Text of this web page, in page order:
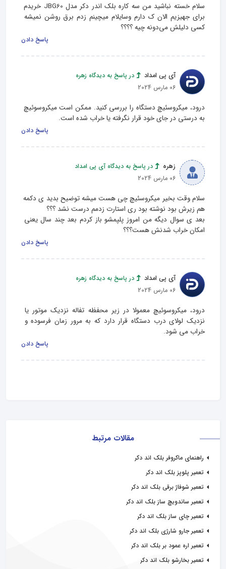
مقالات مرتبط
راهنمای ماکروفر بلک اند دکر
تعمیر پلوپز بلک اند دکر
تعمیر شوفاژ برقی بلک اند دکر
تعمیر ساندویچ ساز بلک اند دکر
تعمیر چای ساز بلک اند دکر
تعمیر جارو شارژی بلک اند دکر
تعمیر اره عمود بر بلک اند دکر
تعمیر بخارشو بلک اند دکر
سلام خسته نباشید من سه کاره بلک اندر دکر مدل JBG60 خریدم
برای جهیزیم الان ک دارم وسایلام میچینم زدم برق روشن نمیشه
کسی دلیلش می‌دونه چیه ؟؟؟؟
پاسخ دادن
آی پی امداد
در پاسخ به دیدگاه زهره
06 مارس 2024
درود، میکروسئیچ دستگاه را بررسی کنید. ممکن است میکروسوئیچ
به درستی در جای خود قرار نگرفته یا خراب شده است.
پاسخ دادن
زهره
در پاسخ به دیدگاه آی پی امداد
06 مارس 2024
سلام وقت بخیر میکروسئیچ چی هست میشه توضیح بدید ی دکمه
بعد ی سوال دیگه من امروز پلپمشو باز کردم بعد چند سال یعنی
امکان خراب شدنش هست؟؟؟
پاسخ دادن
آی پی امداد
در پاسخ به دیدگاه زهره
06 مارس 2024
درود، میکروسوئیچ معمولا در زیر محفظه تفاله نزدیک موتور یا
نزدیک لولای درب دستگاه قرار دارد که به مرور زمان فرسوده و
خراب می شود.
پاسخ دادن